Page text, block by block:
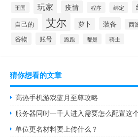
王国 玩家 疫情 程序 绑定
自己的 艾尔 萝卜 装备 西
谷物 账号 跑跑 都是 骑士
猜你想看的文章
高热手机游戏蓝月至尊攻略
服务器同时一千人进入需要怎么配置这
单位更名材料要上传什么？